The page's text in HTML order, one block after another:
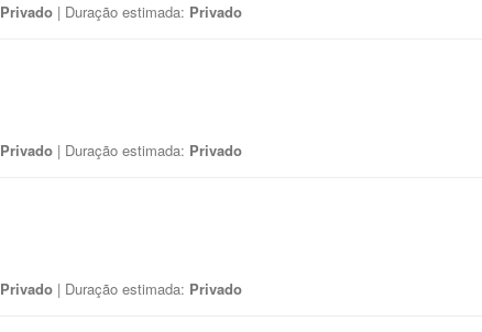
Privado | Duração estimada: Privado
Privado | Duração estimada: Privado
Privado | Duração estimada: Privado